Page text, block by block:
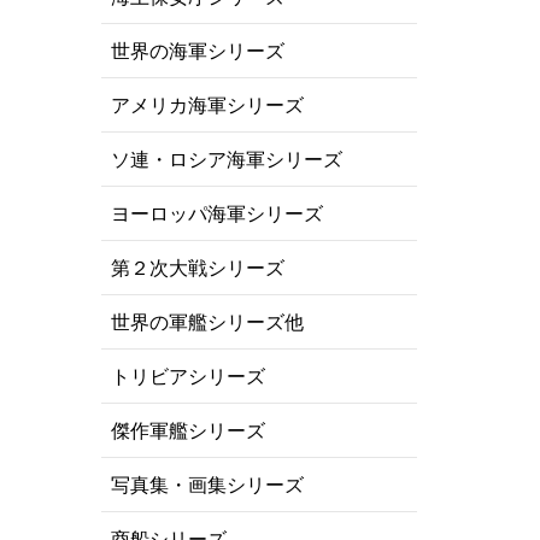
世界の海軍シリーズ
アメリカ海軍シリーズ
ソ連・ロシア海軍シリーズ
ヨーロッパ海軍シリーズ
第２次大戦シリーズ
世界の軍艦シリーズ他
トリビアシリーズ
傑作軍艦シリーズ
写真集・画集シリーズ